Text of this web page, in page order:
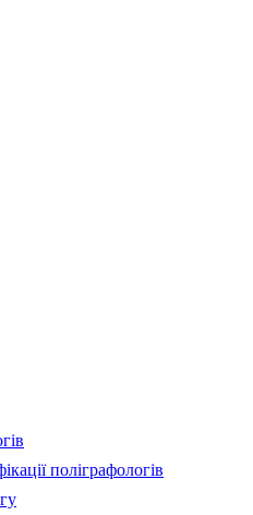
поліграфологів